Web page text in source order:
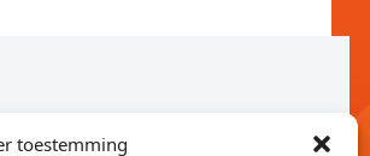
toestemming